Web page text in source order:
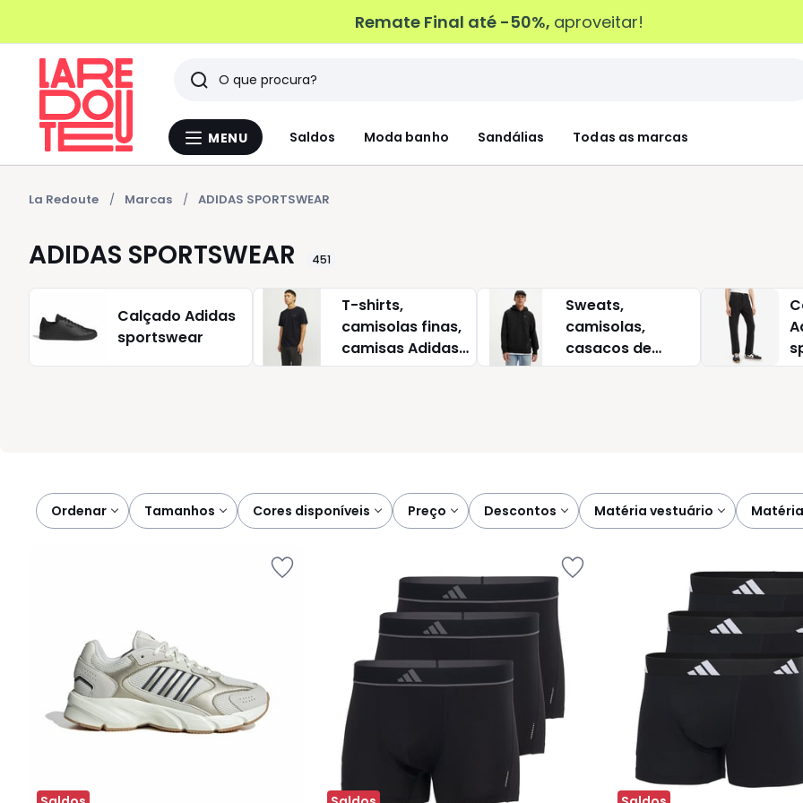
Remate Final até -50%, aproveitar!
Menu
MENU Saldos Moda banho Sandálias Todas as marcas
Pesquisar
Últimos
artigos
vistos
La Redoute Marcas ADIDAS SPORTSWEAR
ADIDAS SPORTSWEAR 451
Calçado Adidas
sportswear
T-shirts,
camisolas finas,
camisas Adidas
sportswear
Sweats,
camisolas,
casacos de
malha Adidas
Ordenar
tamanhos cores disponíveis preço descontos matéria vestuário